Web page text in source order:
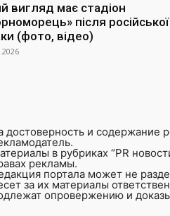
вигляд має стадіон
після російської
(фото, відео)
достоверность и содержание
в рубриках “PR
рекламы.
портала может не
за их материалы
опровержению и